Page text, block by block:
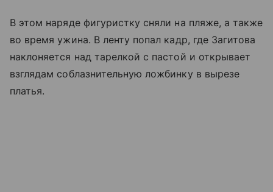
В этом наряде фигуристку сняли на пляже, а также
во время ужина. В ленту попал кадр, где Загитова
наклоняется над тарелкой с пастой и открывает
взглядам соблазнительную ложбинку в вырезе
платья.